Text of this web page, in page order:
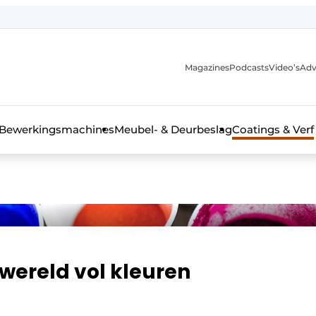
MagazinesPodcastsVideo’s
BewerkingsmachinesMeubel- & DeurbeslagCoatings & Verf
vol kleuren